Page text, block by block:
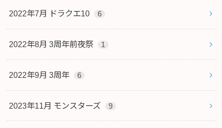
2022年7月 ドラクエ10 6
2022年8月 3周年前夜祭 1
2022年9月 3周年 6
2023年11月 モンスターズ 9